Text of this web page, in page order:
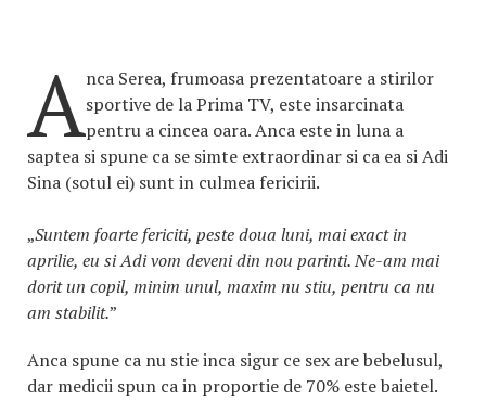
Anca Serea, frumoasa prezentatoare a stirilor
sportive de la Prima TV, este insarcinata
pentru a cincea oara. Anca este in luna a
saptea si spune ca se simte extraordinar si ca ea si Adi
Sina (sotul ei) sunt in culmea fericirii.
„Suntem foarte fericiti, peste doua luni, mai exact in
aprilie, eu si Adi vom deveni din nou parinti. Ne-am mai
dorit un copil, minim unul, maxim nu stiu, pentru ca nu
am stabilit.”
Anca spune ca nu stie inca sigur ce sex are bebelusul,
dar medicii spun ca in proportie de 70% este baietel.